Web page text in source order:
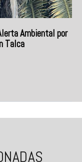
Ambiental por
Talca